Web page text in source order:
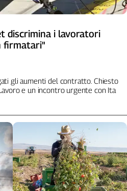
discrimina i lavoratori
firmatari"
gli aumenti del contratto. Chiesto
e un incontro urgente con Ita